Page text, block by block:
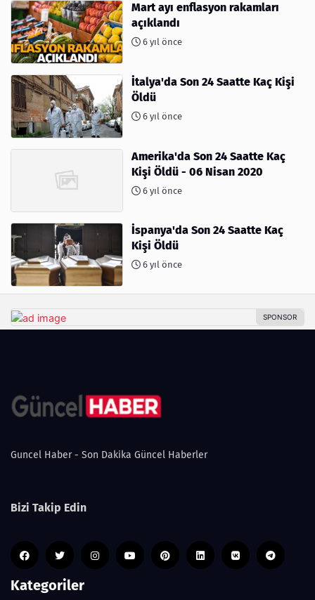
Mart ayı enflasyon rakamları
açıklandı
6 yıl önce
İtalya'da Son 24 Saatte Kaç Kişi
Öldü
6 yıl önce
Amerika'da Son 24 Saatte Kaç
Kişi Öldü - 06 Nisan 2020
6 yıl önce
İspanya'da Son 24 Saatte Kaç
Kişi Öldü
6 yıl önce
Guncel Haber - Son Dakika Güncel Haberler
Bizi Takip Edin
Kategoriler